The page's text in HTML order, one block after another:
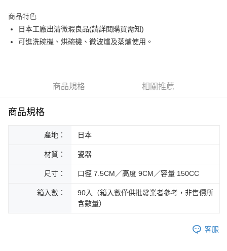
街口支付
悠遊付
運送方式
每筆NT$200，滿NT$1,000(含以上)免運費
黑貓外島宅配
每筆NT$360
商品特色
日本工廠出清微瑕良品(請詳閱購買需知)
可進洗碗機、烘碗機、微波爐及蒸爐使用。
商品規格 相關推薦
商品規格
產地： 日本
材質： 瓷器
尺寸： 口徑 7.5CM／高度 9CM／容量 150CC
箱入數：
90入（箱入數僅供批發業者參考，非售價所
含數量）
客服